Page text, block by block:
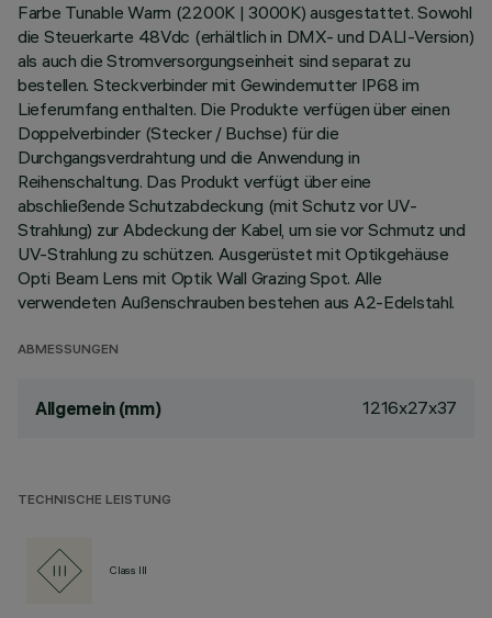
Farbe Tunable Warm (2200K | 3000K) ausgestattet. Sowohl
die Steuerkarte 48Vdc (erhältlich in DMX- und DALI-Version)
als auch die Stromversorgungseinheit sind separat zu
bestellen. Steckverbinder mit Gewindemutter IP68 im
Lieferumfang enthalten. Die Produkte verfügen über einen
Doppelverbinder (Stecker / Buchse) für die
Durchgangsverdrahtung und die Anwendung in
Reihenschaltung. Das Produkt verfügt über eine
abschließende Schutzabdeckung (mit Schutz vor UV-
Strahlung) zur Abdeckung der Kabel, um sie vor Schmutz und
UV-Strahlung zu schützen. Ausgerüstet mit Optikgehäuse
Opti Beam Lens mit Optik Wall Grazing Spot. Alle
verwendeten Außenschrauben bestehen aus A2-Edelstahl.
ABMESSUNGEN
Allgemein (mm) 1216x27x37
TECHNISCHE LEISTUNG
Class III